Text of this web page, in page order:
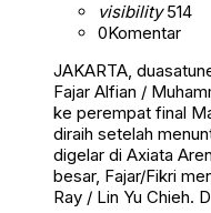
visibility514
0Komentar
JAKARTA,
Fajar Alfian /
ke perempat final
diraih setelah
digelar di Axiata
besar, Fajar/Fikri
Ray / Lin Yu Chieh.